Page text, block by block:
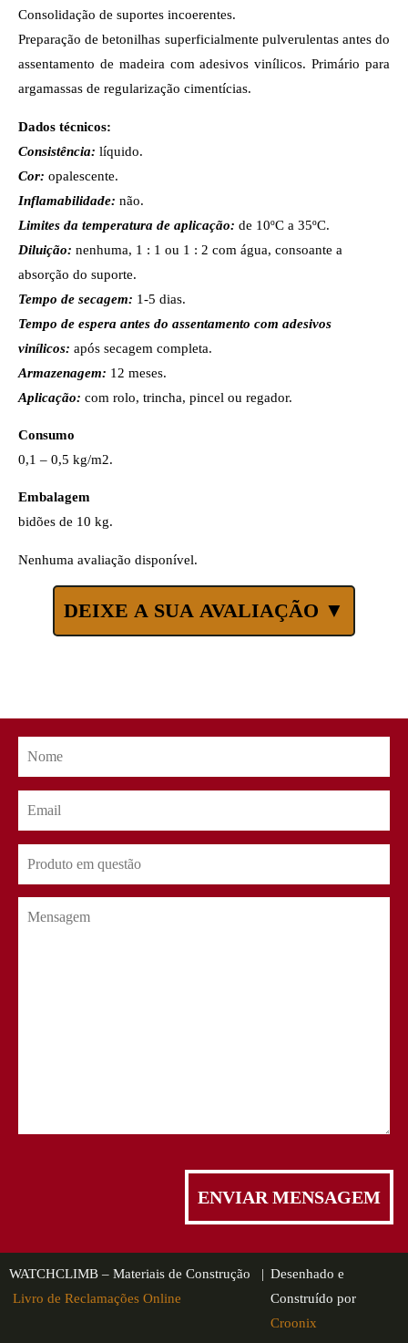
Consolidação de suportes incoerentes.
Preparação de betonilhas superficialmente pulverulentas antes do
assentamento de madeira com adesivos vinílicos. Primário para
argamassas de regularização cimentícias.
Dados técnicos:
Consistência: líquido.
Cor: opalescente.
Inflamabilidade: não.
Limites da temperatura de aplicação: de 10ºC a 35ºC.
Diluição: nenhuma, 1 : 1 ou 1 : 2 com água, consoante a
absorção do suporte.
Tempo de secagem: 1-5 dias.
Tempo de espera antes do assentamento com adesivos
vinílicos: após secagem completa.
Armazenagem: 12 meses.
Aplicação: com rolo, trincha, pincel ou regador.
Consumo
0,1 – 0,5 kg/m2.
Embalagem
bidões de 10 kg.
Nenhuma avaliação disponível.
DEIXE A SUA AVALIAÇÃO ▼
WATCHCLIMB – Materiais de Construção |
Livro de Reclamações Online
Desenhado e
Construído por
Croonix